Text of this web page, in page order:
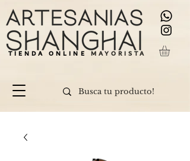
TIENDA ONLINEMAYORISTA